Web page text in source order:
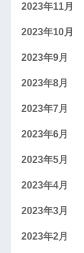
2023年11月
2023年10月
2023年9月
2023年8月
2023年7月
2023年6月
2023年5月
2023年4月
2023年3月
2023年2月